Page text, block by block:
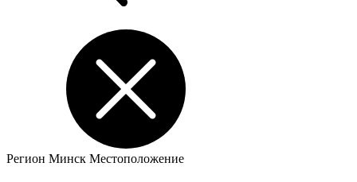
Регион Минск Местоположение